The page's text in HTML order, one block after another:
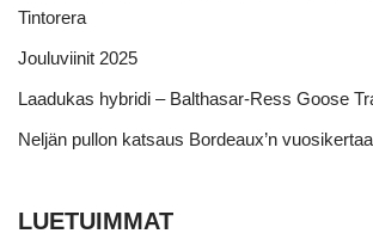
Tintorera
Jouluviinit 2025
Laadukas hybridi – Balthasar-Ress Goose
Neljän pullon katsaus Bordeaux’n
LUETUIMMAT